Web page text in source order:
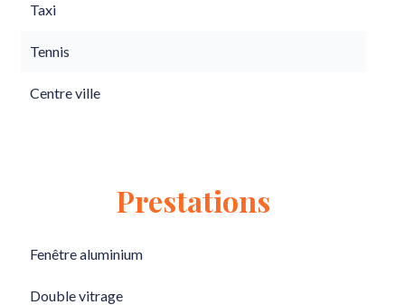
Taxi
Tennis
Centre ville
Prestations
Fenêtre aluminium
Double vitrage